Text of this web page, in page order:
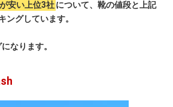
安い上位3社について、靴の値段と上記
ングしています。
なります。